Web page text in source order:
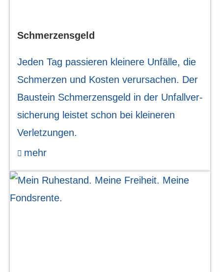
Schmerzensgeld
Jeden Tag passieren kleinere Unfälle, die
Schmerzen und Kosten verursachen. Der
Baustein Schmerzensgeld in der Unfall­ver­
si­che­rung leistet schon bei kleineren
Verletzungen.
mehr